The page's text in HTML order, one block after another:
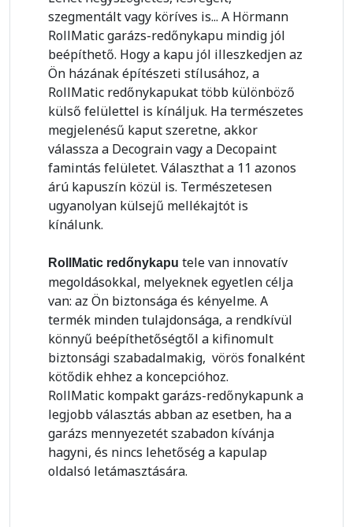
szegmentált vagy köríves is... A Hörmann
RollMatic garázs-redőnykapu mindig jól
beépíthető. Hogy a kapu jól illeszkedjen az
Ön házának építészeti stílusához, a
RollMatic redőnykapukat több különböző
külső felülettel is kínáljuk. Ha természetes
megjelenésű kaput szeretne, akkor
válassza a Decograin vagy a Decopaint
famintás felületet. Választhat a 11 azonos
árú kapuszín közül is. Természetesen
ugyanolyan külsejű mellékajtót is
kínálunk.
RollMatic redőnykapu tele van innovatív
megoldásokkal, melyeknek egyetlen célja
van: az Ön biztonsága és kényelme. A
termék minden tulajdonsága, a rendkívül
könnyű beépíthetőségtől a kifinomult
biztonsági szabadalmakig, vörös fonalként
kötődik ehhez a koncepcióhoz.
RollMatic kompakt garázs-redőnykapunk a
legjobb választás abban az esetben, ha a
garázs mennyezetét szabadon kívánja
hagyni, és nincs lehetőség a kapulap
oldalsó letámasztására.